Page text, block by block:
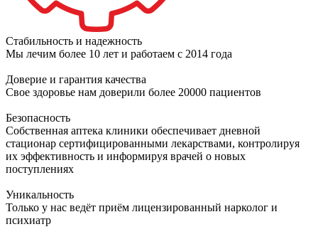
Стабильность и надежность
Мы лечим более 10 лет и работаем с 2014 года
Доверие и гарантия качества
Свое здоровье нам доверили более 20000 пациентов
Безопасность
Собственная аптека клиники обеспечивает дневной
стационар сертифицированными лекарствами, контролируя
их эффективность и информируя врачей о новых
поступлениях
Уникальность
Только у нас ведёт приём лицензированный нарколог и
психиатр